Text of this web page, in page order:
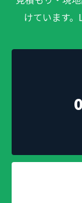
けています。